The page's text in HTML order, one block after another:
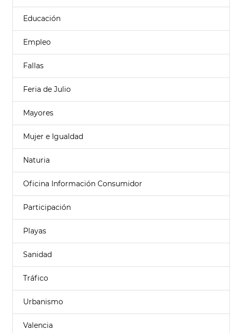
Educación
Empleo
Fallas
Feria de Julio
Mayores
Mujer e Igualdad
Naturia
Oficina Información Consumidor
Participación
Playas
Sanidad
Tráfico
Urbanismo
Valencia